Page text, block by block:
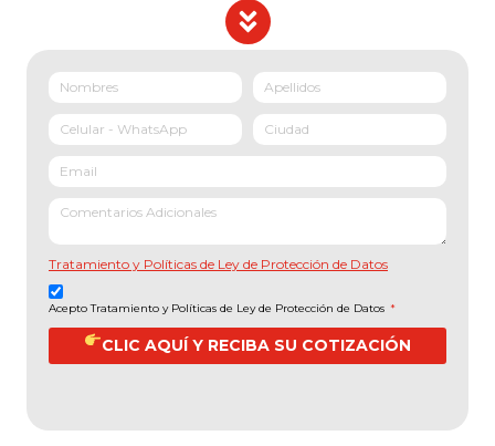
Tratamiento y Políticas de Ley de Protección de Datos
Acepto Tratamiento y Políticas de Ley de Protección de Datos *
CLIC AQUÍ Y RECIBA SU COTIZACIÓN